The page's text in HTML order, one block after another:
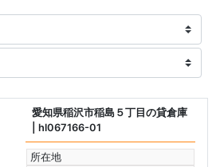
愛知県稲沢市稲島５丁目の貸倉庫
| hl067166-01
所在地